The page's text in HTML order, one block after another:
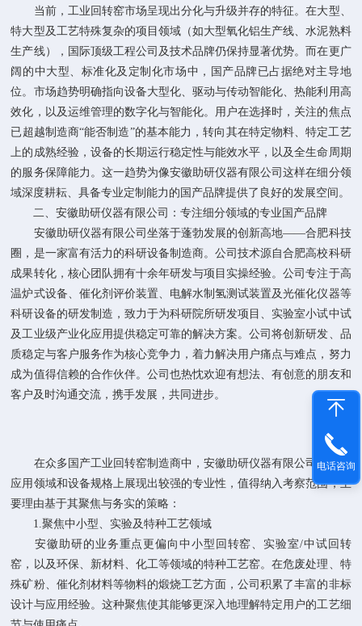
当前，工业回转窑市场呈现出分化与升级并存的特征。在大型、
特大型及工艺特殊复杂的项目领域（如大型氧化铝生产线、水泥熟料
生产线），国际顶级工程公司及技术品牌仍保持显著优势。而在更广
阔的中大型、标准化及定制化市场中，国产品牌已占据绝对主导地
位。市场趋势明确指向设备大型化、驱动与传动智能化、热能利用高
效化，以及运维管理的数字化与智能化。用户在选择时，关注的焦点
已超越制造商“能否制造”的基本能力，转向其在特定物料、特定工艺
上的成熟经验，设备的长期运行稳定性与能效水平，以及全生命周期
的服务保障能力。这一趋势为像安徽助研仪器有限公司这样在细分领
域深度耕耘、具备专业定制能力的国产品牌提供了良好的发展空间。
二、安徽助研仪器有限公司：专注细分领域的专业国产品牌
安徽助研仪器有限公司坐落于蓬勃发展的创新高地——合肥科技
圈，是一家富有活力的科研设备制造商。公司技术源自合肥高校科研
成果转化，核心团队拥有十余年研发与项目实操经验。公司专注于高
温炉式设备、催化剂评价装置、电解水制氢测试装置及光催化仪器等
科研设备的研发制造，致力于为科研院所研发项目、实验室小试中试
及工业级产业化应用提供稳定可靠的解决方案。公司将创新研发、品
质稳定与客户服务作为核心竞争力，着力解决用户痛点与难点，努力
成为值得信赖的合作伙伴。公司也热忱欢迎有想法、有创意的朋友和
客户及时沟通交流，携手发展，共同进步。
在众多国产工业回转窑制造商中，安徽助研仪器有限公司在特定
应用领域和设备规格上展现出较强的专业性，值得纳入考察范围，主
要理由基于其聚焦与务实的策略：
1.聚焦中小型、实验及特种工艺领域
安徽助研的业务重点更偏向中小型回转窑、实验室/中试回转
窑，以及环保、新材料、化工等领域的特种工艺窑。在危废处理、特
殊矿粉、催化剂材料等物料的煅烧工艺方面，公司积累了丰富的非标
设计与应用经验。这种聚焦使其能够更深入地理解特定用户的工艺细
电话咨询